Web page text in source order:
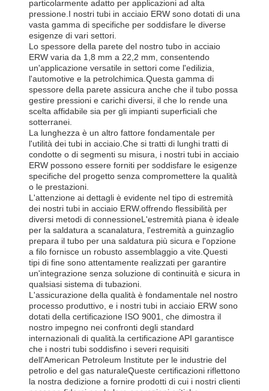
particolarmente adatto per applicazioni ad alta
pressione.I nostri tubi in acciaio ERW sono dotati di una
vasta gamma di specifiche per soddisfare le diverse
esigenze di vari settori.
Lo spessore della parete del nostro tubo in acciaio
ERW varia da 1,8 mm a 22,2 mm, consentendo
un'applicazione versatile in settori come l'edilizia,
l'automotive e la petrolchimica.Questa gamma di
spessore della parete assicura anche che il tubo possa
gestire pressioni e carichi diversi, il che lo rende una
scelta affidabile sia per gli impianti superficiali che
sotterranei.
La lunghezza è un altro fattore fondamentale per
l'utilità dei tubi in acciaio.Che si tratti di lunghi tratti di
condotte o di segmenti su misura, i nostri tubi in acciaio
ERW possono essere forniti per soddisfare le esigenze
specifiche del progetto senza compromettere la qualità
o le prestazioni.
L'attenzione ai dettagli è evidente nel tipo di estremità
dei nostri tubi in acciaio ERW.offrendo flessibilità per
diversi metodi di connessioneL'estremità piana è ideale
per la saldatura a scanalatura, l'estremità a guinzaglio
prepara il tubo per una saldatura più sicura e l'opzione
a filo fornisce un robusto assemblaggio a vite.Questi
tipi di fine sono attentamente realizzati per garantire
un'integrazione senza soluzione di continuità e sicura in
qualsiasi sistema di tubazioni.
L'assicurazione della qualità è fondamentale nel nostro
processo produttivo, e i nostri tubi in acciaio ERW sono
dotati della certificazione ISO 9001, che dimostra il
nostro impegno nei confronti degli standard
internazionali di qualità.la certificazione API garantisce
che i nostri tubi soddisfino i severi requisiti
dell'American Petroleum Institute per le industrie del
petrolio e del gas naturaleQueste certificazioni riflettono
la nostra dedizione a fornire prodotti di cui i nostri clienti